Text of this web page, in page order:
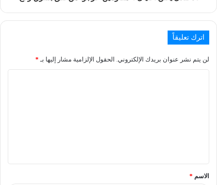
اترك تعليقاً
لن يتم نشر عنوان بريدك الإلكتروني. الحقول الإلزامية مشار إليها بـ *
الاسم *